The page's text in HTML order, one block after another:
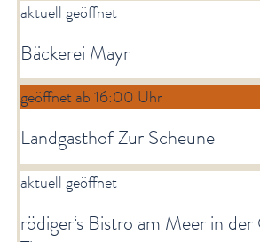
aktuell geöffnet
Bäckerei Mayr
geöffnet ab 16:00 Uhr
Landgasthof Zur Scheune
aktuell geöffnet
rödiger‘s Bistro am Meer in